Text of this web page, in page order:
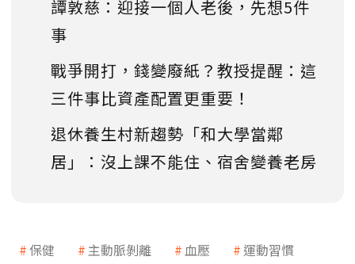
譚敦慈：迎接一個人老後，先想5件
事
戰爭開打，錢變廢紙？教授提醒：這
三件事比資產配置更重要！
退休養生村新趨勢「和大學當鄰
居」：沒上課不能住、宿舍變養老房
保健 主動脈剝離 血壓 運動習慣